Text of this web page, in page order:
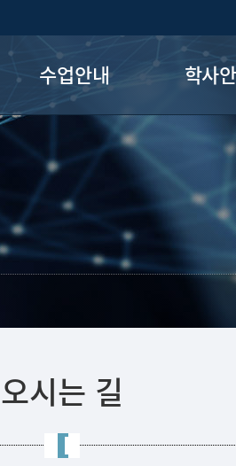
수업안내
이수체계도
학부교과목
전공교과목
교양영역
학사
졸업요건
마이크로디
외국어
편입생 유
장학
학석사 연
오시는 길